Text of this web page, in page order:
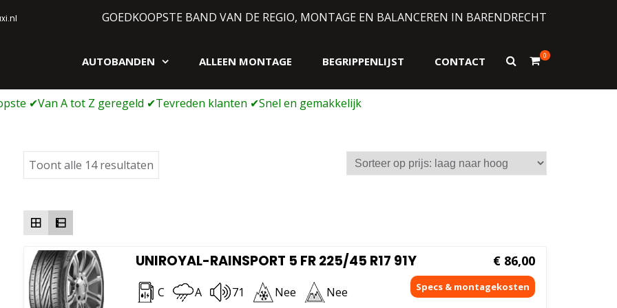
GOEDKOOPSTE BAND VAN DE REGIO, MONTAGE EN BALANCEREN IN BARENDRECHT
AUTOBANDEN ALLEEN MONTAGE BEGRIPPENLIJST CONTACT
Toon
0
Toont alle 14 resultaten
op
UNIROYAL-RAINSPORT 5 FR 225/45 R17 91Y
C A 71 Nee Nee
€ 86,00